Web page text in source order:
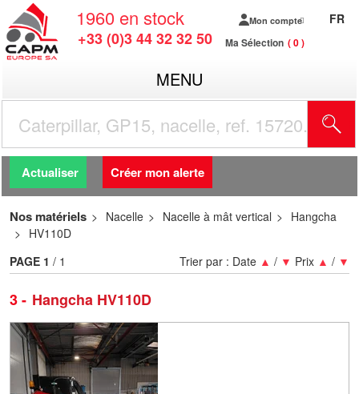
1960 en stock
+33 (0)3 44 32 32 50
Mon compte
Ma Sélection 0
FR
MENU
Actualiser Créer mon alerte
Nos matériels Nacelle Nacelle à mât vertical
Hangcha
HV110D
3 Hangcha HV110D
Trier par : Date ▲ / ▼ Prix ▲ / ▼
PAGE 1 / 1